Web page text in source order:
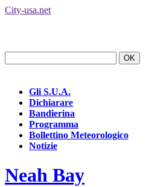
City-usa.net
Gli S.U.A.
Dichiarare
Bandierina
Programma
Bollettino Meteorologico
Notizie
Neah Bay